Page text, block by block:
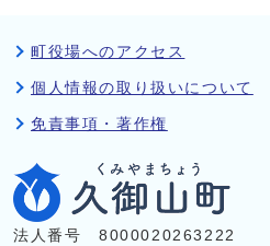
町役場へのアクセス
個人情報の取り扱いについて
免責事項・著作権
法人番号 8000020263222